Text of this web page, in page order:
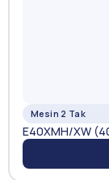
Mesin 2 Tak
E40XMH/XW